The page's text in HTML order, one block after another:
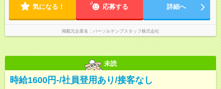
気になる！ 応募する 詳細へ
掲載元企業名 パーソルテンプスタッフ株式会社
未読
時給1600円-/社員登用あり/接客なし